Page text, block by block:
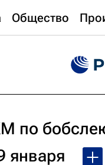
Общество
по
января